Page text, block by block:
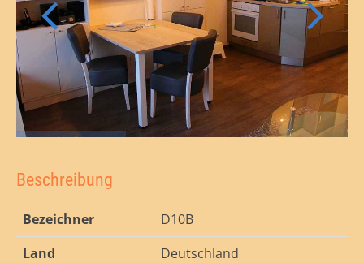
002-d10b-2020
Beschreibung
Bezeichner
D10B
Land
Deutschland